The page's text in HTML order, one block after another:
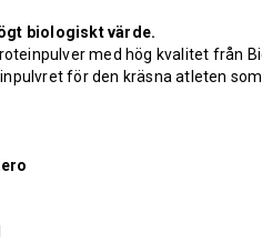
biologiskt värde.
med hög kvalitet från
för den kräsna atleten som